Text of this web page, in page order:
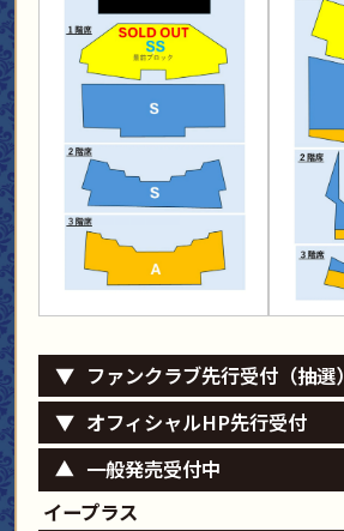
ファンクラブ先行受付（抽選）
オフィシャルHP先行受付
一般発売受付中
イープラス